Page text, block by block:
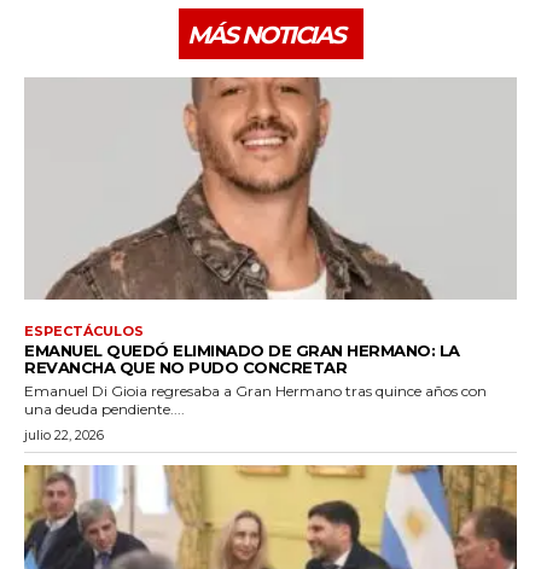
MÁS NOTICIAS
ESPECTÁCULOS
EMANUEL QUEDÓ ELIMINADO DE GRAN HERMANO: LA
REVANCHA QUE NO PUDO CONCRETAR
Emanuel Di Gioia regresaba a Gran Hermano tras quince años con
una deuda pendiente....
julio 22, 2026